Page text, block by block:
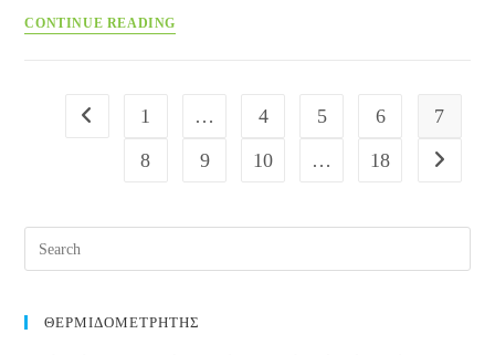
CONTINUE READING
Go to the previous page
1 … 4 5 6
7
8
9 10 … 18 Go to
ΘΕΡΜΙΔΟΜΕΤΡΗΤΗΣ